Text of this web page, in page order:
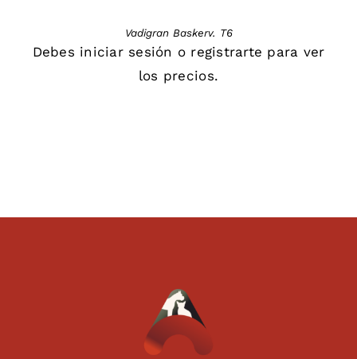
Vadigran Baskerv. T6
Debes iniciar sesión o registrarte para ver
los precios.